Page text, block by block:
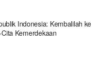
Indonesia: Kembalilah ke
Kemerdekaan